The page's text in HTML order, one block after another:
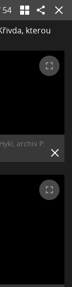
54
kterou
archiv P.